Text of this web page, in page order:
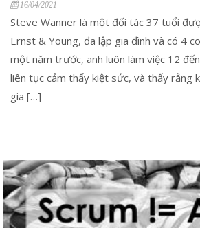
16/04/2021
Steve Wanner là một đối tác 37 tuổi
Ernst & Young, đã lập gia đình và có 4
một năm trước, anh luôn làm việc 12
liên tục cảm thấy kiệt sức, và thấy rằng
gia […]